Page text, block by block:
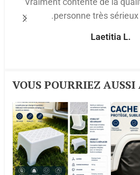
.personne très
Laetitia L.
VOUS POURRIEZ